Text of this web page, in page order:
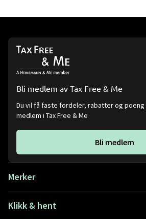
Bli medlem av Tax Free & Me
Du vil få faste fordeler, rabatter og poeng
medlem i Tax Free & Me
Bli medlem
Merker
Klikk & hent